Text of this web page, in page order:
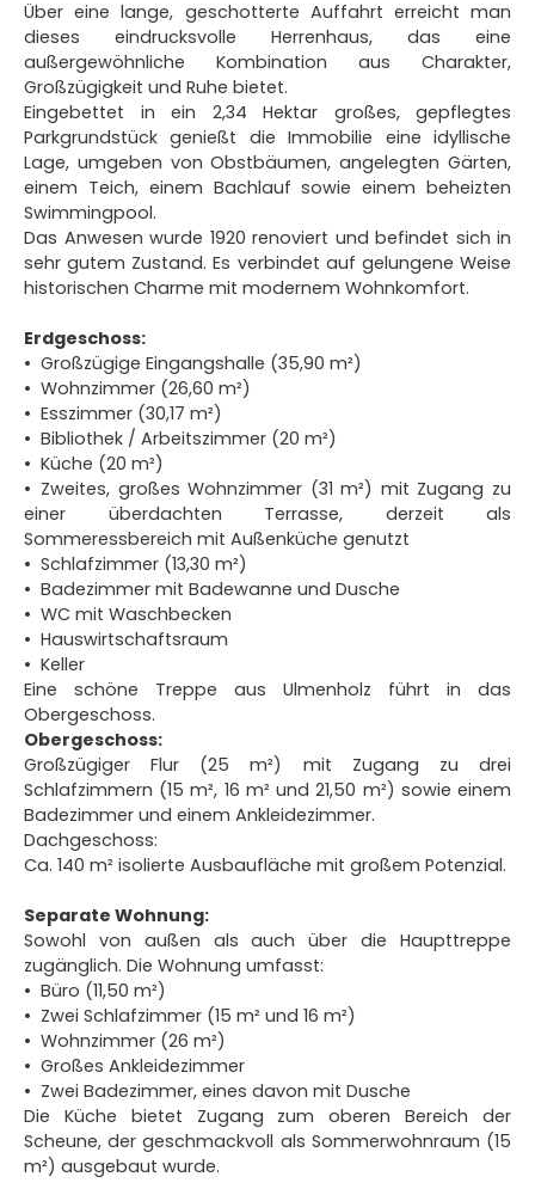
Über eine lange, geschotterte Auffahrt erreicht man
dieses eindrucksvolle Herrenhaus, das eine
außergewöhnliche Kombination aus Charakter,
Großzügigkeit und Ruhe bietet.
Eingebettet in ein 2,34 Hektar großes, gepflegtes
Parkgrundstück genießt die Immobilie eine idyllische
Lage, umgeben von Obstbäumen, angelegten Gärten,
einem Teich, einem Bachlauf sowie einem beheizten
Swimmingpool.
Das Anwesen wurde 1920 renoviert und befindet sich in
sehr gutem Zustand. Es verbindet auf gelungene Weise
historischen Charme mit modernem Wohnkomfort.
Erdgeschoss:
Großzügige Eingangshalle (35,90 m²)
Wohnzimmer (26,60 m²)
Esszimmer (30,17 m²)
Bibliothek / Arbeitszimmer (20 m²)
Küche (20 m²)
Zweites, großes Wohnzimmer (31 m²) mit Zugang zu
einer überdachten Terrasse, derzeit als
Sommeressbereich mit Außenküche genutzt
Schlafzimmer (13,30 m²)
Badezimmer mit Badewanne und Dusche
WC mit Waschbecken
Hauswirtschaftsraum
Keller
Eine schöne Treppe aus Ulmenholz führt in das
Obergeschoss.
Obergeschoss:
Großzügiger Flur (25 m²) mit Zugang zu drei
Schlafzimmern (15 m², 16 m² und 21,50 m²) sowie einem
Badezimmer und einem Ankleidezimmer.
Dachgeschoss:
Ca. 140 m² isolierte Ausbaufläche mit großem Potenzial.
Separate Wohnung:
Sowohl von außen als auch über die Haupttreppe
zugänglich. Die Wohnung umfasst:
Büro (11,50 m²)
Zwei Schlafzimmer (15 m² und 16 m²)
Wohnzimmer (26 m²)
Großes Ankleidezimmer
Zwei Badezimmer, eines davon mit Dusche
Die Küche bietet Zugang zum oberen Bereich der
Scheune, der geschmackvoll als Sommerwohnraum (15
m²) ausgebaut wurde.